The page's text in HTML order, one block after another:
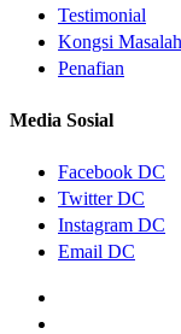
Testimonial
Kongsi
Penafian
Media Sosial
Facebook DC
Twitter DC
Instagram DC
Email DC